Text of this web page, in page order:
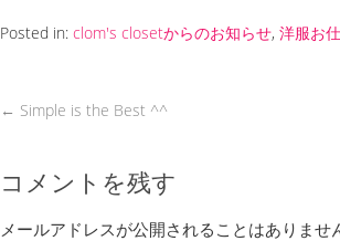
Posted in: clom's closetからのお知らせ, 洋服お
← Simple is the Best ^^
コメントを残す
メールアドレスが公開されることはありませ